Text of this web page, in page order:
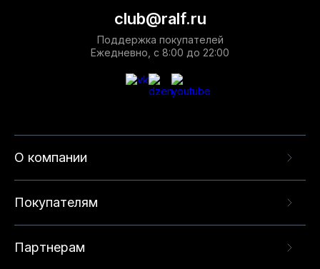
О компании
Покупателям
Партнерам
club@ralf.ru
Поддержка покупателей
Ежедневно, с 8:00 до 22:00